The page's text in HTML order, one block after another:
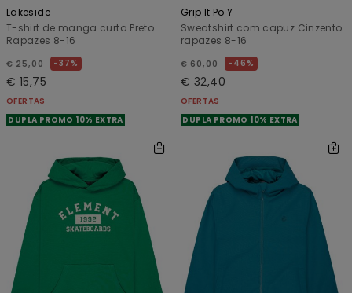
Lakeside
T-shirt de manga curta Preto
Rapazes 8-16
€ 25,00 37%
€ 15,75
OFERTAS
DUPLA PROMO 10% EXTRA
Grip It Po Y
Sweatshirt com capuz Cinzento
rapazes 8-16
€ 60,00 46%
€ 32,40
OFERTAS
DUPLA PROMO 10% EXTRA